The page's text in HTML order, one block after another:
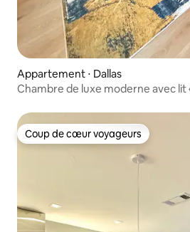
Appartement ⋅ Dallas
Chambre de luxe moderne avec lit
Coup de cœur voyageurs
Coup de cœur voyageurs